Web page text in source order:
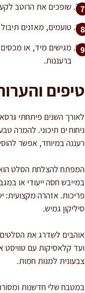
שופכים את הרוטב
טועמים, מאזנים
מגישים מיד, או
ברעננות.
טיפים
לאורך השנים פיתחתי
ניחוח ים תיכוני. להמרה
רעננה במיוחד, אפשר
המפתח להצלחת הסלט הוא
במייבש חסה ייעודי או
פריכות. אזהרה
סיליקון גמיש.
אוהבים לשדרג את
ועד קלאסיקות עם
צבעונית למנות חמות.
במטבח שלי חדשנות ומסורת